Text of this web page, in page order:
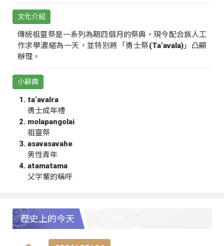
文化介紹
傳統祖靈祭是一系列為期四個月的祭典，現今配合族人工
作求學濃縮為一天，並特別將「勇士祭(Ta‘avala)」凸顯
辦理。
小辭典
ta‘avalra
勇士成年禮
molapangolai
祖靈祭
asavasavahe
男性青年
atamatama
父字輩的稱呼
歷史上的今天